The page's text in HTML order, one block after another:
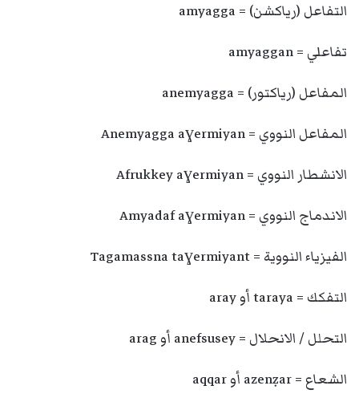
التفاعل (رياكشن) = amyagga
تفاعلي = amyaggan
المفاعل (رياكتور) = anemyagga
المفاعل النووي = Anemyagga aɣermiyan
الانشطار النووي = Afrukkey aɣermiyan
الاندماج النووي = Amyadaf aɣermiyan
الفيزياء النووية = Tagamassna taɣermiyant
التفكك = taraya أو aray
التحلل / الانحلال = anefsusey أو arag
الشعاع = azenẓar أو aqqar